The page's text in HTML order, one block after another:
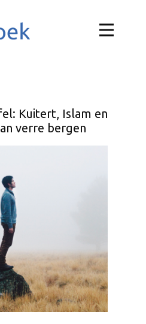
Kuitert, Islam en
verre bergen